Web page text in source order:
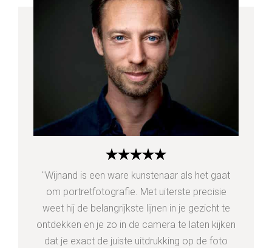
"Wijnand is een ware kunstenaar als het gaat
om portretfotografie. Met uiterste precisie
weet hij de belangrijkste lijnen in je gezicht te
ontdekken en je zo in de camera te laten kijken
dat je exact de juiste uitdrukking op de foto